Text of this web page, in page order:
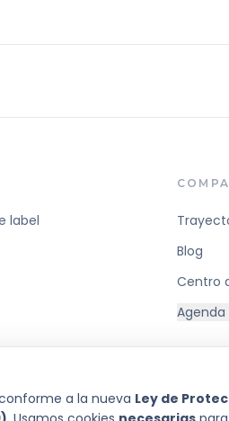
label
Blog
Centro
a la nueva Ley de